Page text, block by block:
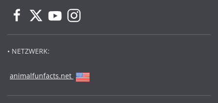
• NETZWERK:
animalfunfacts.net